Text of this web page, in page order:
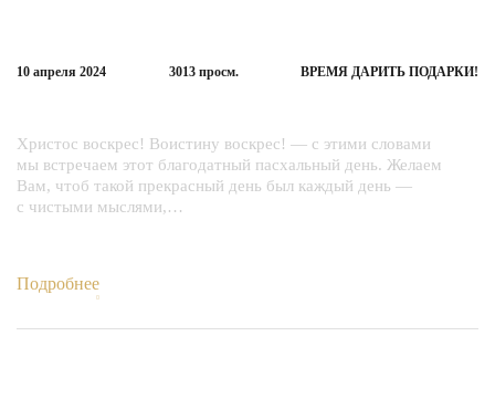
Христос воскрес! Воистину воскрес! — с этими словами
мы встречаем этот благодатный пасхальный день. Желаем
Вам, чтоб такой прекрасный день был каждый день —
с чистыми мыслями,…
Подробнее
10 апреля 2024 3013 просм. ВРЕМЯ ДАРИТЬ ПОДАРКИ!